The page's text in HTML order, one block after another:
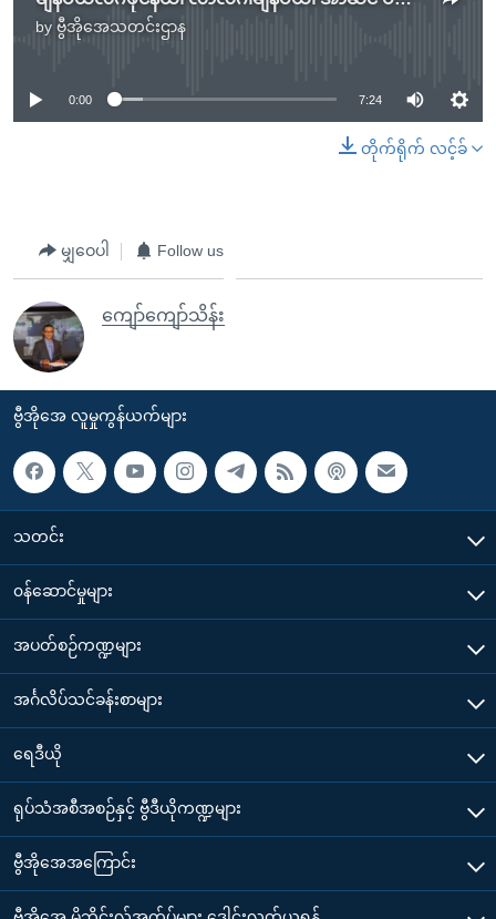
by ဗွီအိုအေသတင်းဌာန
No media source currently available
0:00 7:24
တိုက်ရိုက် လင့်ခ်
မျှဝေပါ Follow us
ကျော်ကျော်သိန်း
ဗွီအိုအေ လူမှုကွန်ယက်များ
သတင်း
၀န်ဆောင်မှုများ
အပတ်စဉ်ကဏ္ဍများ
အင်္ဂလိပ်သင်ခန်းစာများ
ရေဒီယို
ရုပ်သံအစီအစဉ်နှင့် ဗွီဒီယိုကဏ္ဍများ
ဗွီအိုအေအကြောင်း